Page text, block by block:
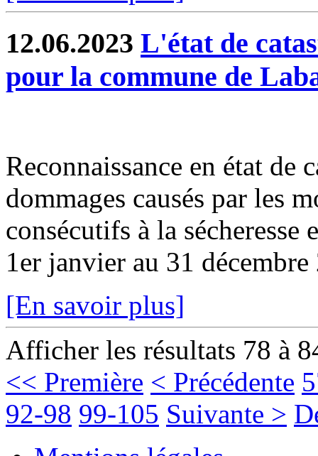
12.06.2023 L'état de
pour la commune de
Reconnaissance en état de
dommages causés par les
consécutifs à la
1er janvier au 31
[En savoir plus]
Afficher les résultats 78 à
<< Première < Précédente
92-98 99-105 Suivante >